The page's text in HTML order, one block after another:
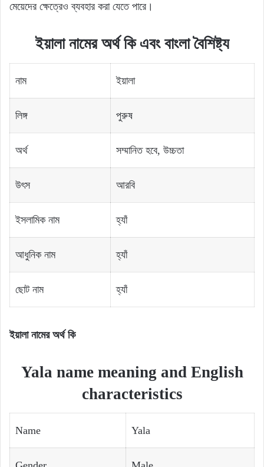
মেয়েদের ক্ষেত্রেও ব্যবহার করা যেতে পারে।
ইয়ালা নামের অর্থ কি এবং বাংলা বৈশিষ্ট্য
নাম ইয়ালা
লিঙ্গ পুরুষ
অর্থ সম্মানিত হবে, উচ্চতা
উৎস আরবি
ইসলামিক নাম হ্যাঁ
আধুনিক নাম হ্যাঁ
ছোট নাম হ্যাঁ
ইয়ালা নামের অর্থ কি
Yala name meaning and English
characteristics
Name Yala